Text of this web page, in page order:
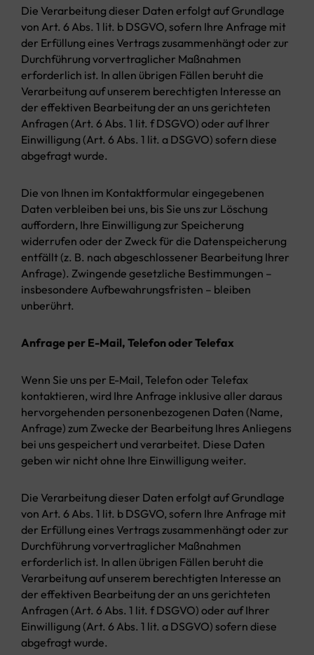
Die Verarbeitung dieser Daten erfolgt auf Grundlage
von Art. 6 Abs. 1 lit. b DSGVO, sofern Ihre Anfrage mit
der Erfüllung eines Vertrags zusammenhängt oder zur
Durchführung vorvertraglicher Maßnahmen
erforderlich ist. In allen übrigen Fällen beruht die
Verarbeitung auf unserem berechtigten Interesse an
der effektiven Bearbeitung der an uns gerichteten
Anfragen (Art. 6 Abs. 1 lit. f DSGVO) oder auf Ihrer
Einwilligung (Art. 6 Abs. 1 lit. a DSGVO) sofern diese
abgefragt wurde.
Die von Ihnen im Kontaktformular eingegebenen
Daten verbleiben bei uns, bis Sie uns zur Löschung
auffordern, Ihre Einwilligung zur Speicherung
widerrufen oder der Zweck für die Datenspeicherung
entfällt (z. B. nach abgeschlossener Bearbeitung Ihrer
Anfrage). Zwingende gesetzliche Bestimmungen –
insbesondere Aufbewahrungsfristen – bleiben
unberührt.
Anfrage per E-Mail, Telefon oder Telefax
Wenn Sie uns per E-Mail, Telefon oder Telefax
kontaktieren, wird Ihre Anfrage inklusive aller daraus
hervorgehenden personenbezogenen Daten (Name,
Anfrage) zum Zwecke der Bearbeitung Ihres Anliegens
bei uns gespeichert und verarbeitet. Diese Daten
geben wir nicht ohne Ihre Einwilligung weiter.
Die Verarbeitung dieser Daten erfolgt auf Grundlage
von Art. 6 Abs. 1 lit. b DSGVO, sofern Ihre Anfrage mit
der Erfüllung eines Vertrags zusammenhängt oder zur
Durchführung vorvertraglicher Maßnahmen
erforderlich ist. In allen übrigen Fällen beruht die
Verarbeitung auf unserem berechtigten Interesse an
der effektiven Bearbeitung der an uns gerichteten
Anfragen (Art. 6 Abs. 1 lit. f DSGVO) oder auf Ihrer
Einwilligung (Art. 6 Abs. 1 lit. a DSGVO) sofern diese
abgefragt wurde.